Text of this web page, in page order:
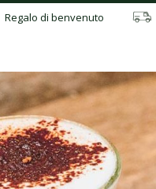
Regalo di benvenuto